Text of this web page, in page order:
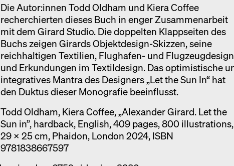
Die Autor:innen Todd Oldham und Kiera Coffee
recherchierten dieses Buch in enger Zusammenarbeit
mit dem Girard Studio. Die doppelten Klappseiten des
Buchs zeigen Girards Objektdesign-Skizzen, seine
reichhaltigen Textilien, Flughafen- und
und Erkundungen im Textildesign. Das optimistische
integratives Mantra des Designers „Let the Sun In“ hat
den Duktus dieser Monografie beeinflusst.
Todd Oldham, Kiera Coffee, „Alexander Girard. Let the
Sun in”, hardback, English, 409 pages, 800 illustrations,
29 x 25 cm, Phaidon, London 2024, ISBN
9781838667597